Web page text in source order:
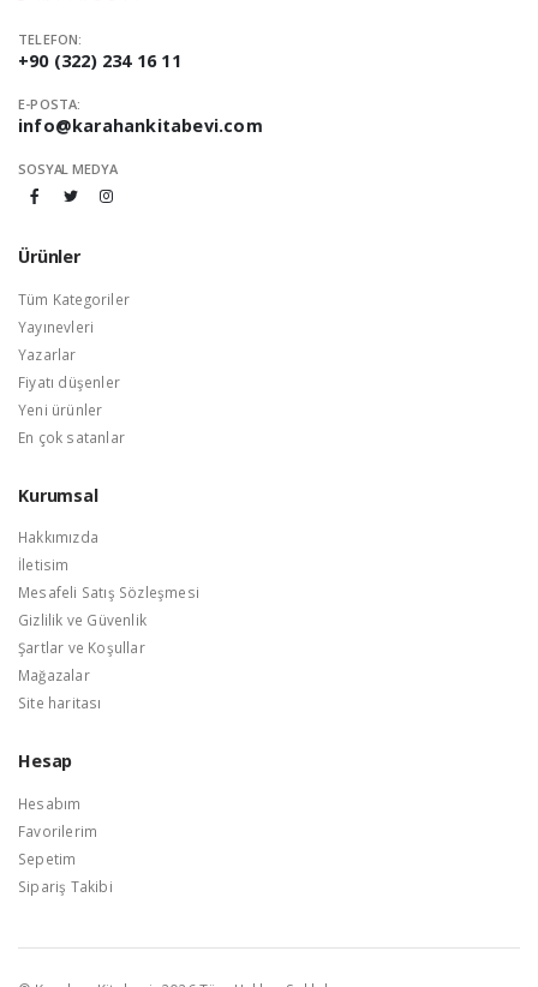
TELEFON:
+90 (322) 234 16 11
E-POSTA:
info@karahankitabevi.com
SOSYAL MEDYA
Ürünler
Tüm Kategoriler
Yayınevleri
Yazarlar
Fiyatı düşenler
Yeni ürünler
En çok satanlar
Kurumsal
Hakkımızda
İletisim
Mesafeli Satış Sözleşmesi
Gizlilik ve Güvenlik
Şartlar ve Koşullar
Mağazalar
Site haritası
Hesap
Hesabım
Favorilerim
Sepetim
Sipariş Takibi